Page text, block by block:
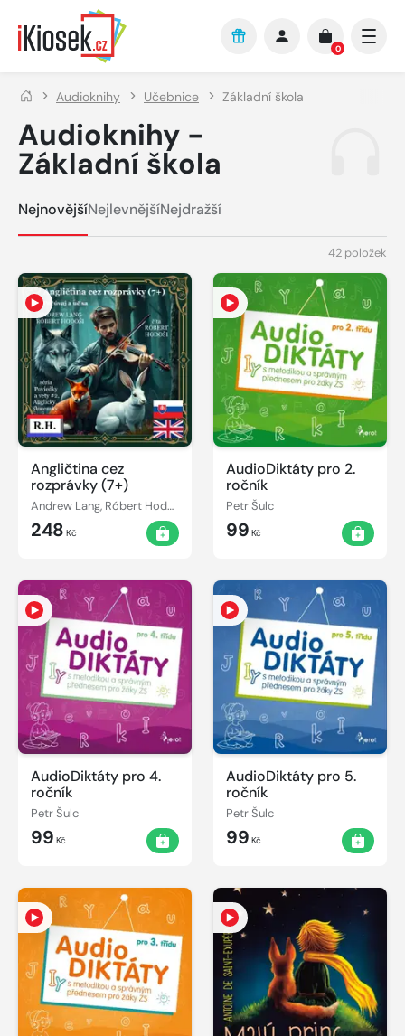
Přejít na hlavní obsah
0
Audioknihy Učebnice Základní škola
Audioknihy -
Základní škola
NejnovějšíNejlevnějšíNejdražší
42 položek
Angličtina cez
rozprávky (7+)
Andrew Lang, Róbert Hodoši
248 Kč
AudioDiktáty pro 2.
ročník
Petr Šulc
99 Kč
AudioDiktáty pro 4.
ročník
Petr Šulc
99 Kč
AudioDiktáty pro 5.
ročník
Petr Šulc
99 Kč